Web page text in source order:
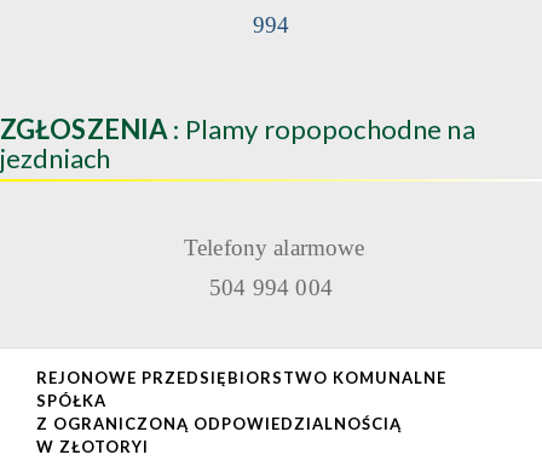
994
ZGŁOSZENIA : Plamy ropopochodne na
jezdniach
Telefony alarmowe
504 994 004
REJONOWE PRZEDSIĘBIORSTWO KOMUNALNE
SPÓŁKA
Z OGRANICZONĄ ODPOWIEDZIALNOŚCIĄ
W ZŁOTORYI